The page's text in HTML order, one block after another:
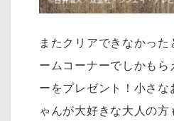
またクリアできなかっ
ームコーナーでしかもら
ーをプレゼント！小さな
ゃんが大好きな大人の